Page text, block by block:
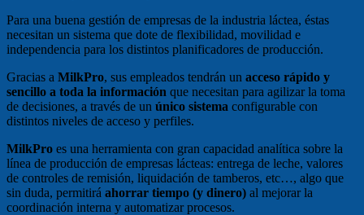
Para una buena gestión de empresas de la industria láctea, éstas
necesitan un sistema que dote de flexibilidad, movilidad e
independencia para los distintos planificadores de producción.
Gracias a MilkPro, sus empleados tendrán un acceso rápido y
sencillo a toda la información que necesitan para agilizar la toma
de decisiones, a través de un único sistema configurable con
distintos niveles de acceso y perfiles.
MilkPro es una herramienta con gran capacidad analítica sobre la
línea de producción de empresas lácteas: entrega de leche, valores
de controles de remisión, liquidación de tamberos, etc…, algo que
sin duda, permitirá ahorrar tiempo (y dinero) al mejorar la
coordinación interna y automatizar procesos.